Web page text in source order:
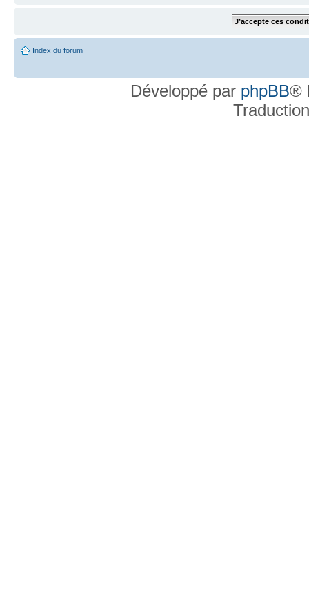
Index du forum
Développé par phpBB®